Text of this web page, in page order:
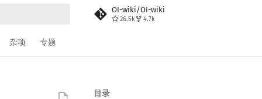
OI-wiki/OI-wiki
26.5k 4.7k
杂项 专题
目录